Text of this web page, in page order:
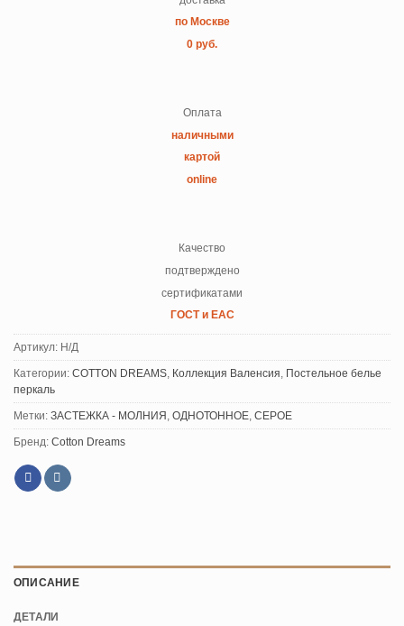
по Москве
0 руб.
Оплата
наличными
картой
online
Качество
подтверждено
сертификатами
ГОСТ и ЕАС
Артикул: Н/Д
Категории: COTTON DREAMS Коллекция Валенсия
Постельное белье
перкаль
Метки: ЗАСТЕЖКА - МОЛНИЯ ОДНОТОННОЕ СЕРОЕ
Бренд: Cotton Dreams
ОПИСАНИЕ
ДЕТАЛИ